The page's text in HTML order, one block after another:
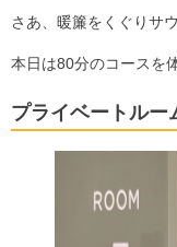
さあ、暖簾をくぐりサ
本日は80分のコースを
プライベートルー